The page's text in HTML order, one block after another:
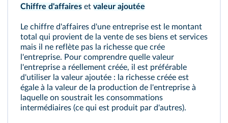
Chiffre d'affaires et valeur ajoutée
Le chiffre d'affaires d'une entreprise est le montant
total qui provient de la vente de ses biens et services
mais il ne reflète pas la richesse que crée
l'entreprise. Pour comprendre quelle valeur
l'entreprise a réellement créée, il est préférable
d'utiliser la valeur ajoutée : la richesse créée est
égale à la valeur de la production de l'entreprise à
laquelle on soustrait les consommations
intermédiaires (ce qui est produit par d'autres).